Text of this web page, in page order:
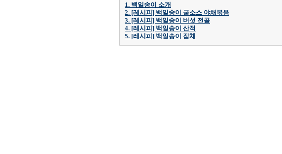
1. 백일송이 소개
2. [레시피] 백일송이 굴소스 야채볶음
3. [레시피] 백일송이 버섯 전골
4. [레시피] 백일송이 산적
5. [레시피] 백일송이 잡채